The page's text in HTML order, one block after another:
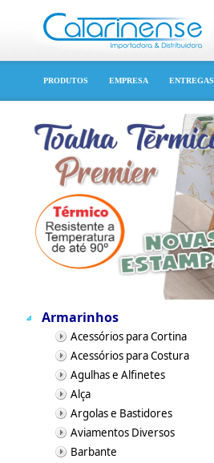
PRODUTOS EMPRESA ENTREGAS
Armarinhos
Acessórios para Cortina
Acessórios para Costura
Agulhas e Alfinetes
Alça
Argolas e Bastidores
Aviamentos Diversos
Barbante